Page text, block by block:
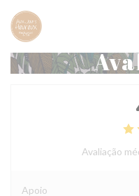
Painel de Gerenciamento de
Avaliação
Apoio